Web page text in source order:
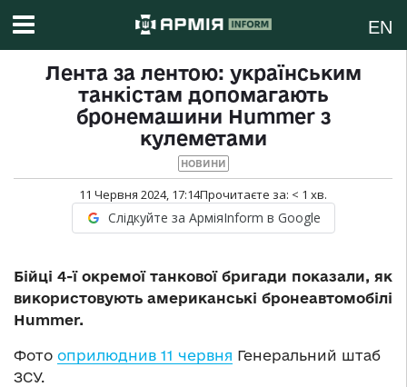
EN
Лента за лентою: українським
танкістам допомагають
бронемашини Hummer з
кулеметами
НОВИНИ
11 Червня 2024, 17:14Прочитаєте за: < 1 хв.
Слідкуйте за АрміяInform в Google
Бійці 4-ї окремої танкової бригади показали, як
використовують американські бронеавтомобілі
Hummer.
Фото оприлюднив 11 червня Генеральний штаб
ЗСУ.